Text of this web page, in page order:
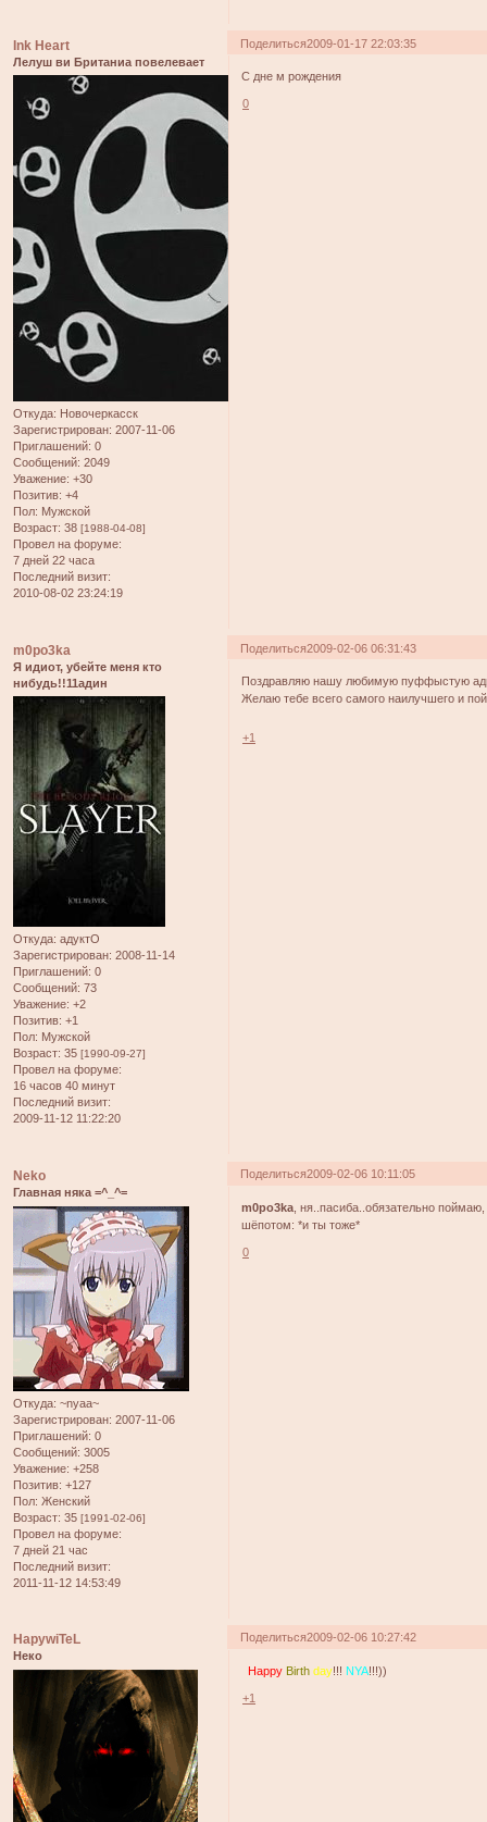
Поделиться2009-01-17 22:03:35
Ink Heart
Лелуш ви Британиа повелевает
Откуда: Новочеркасск
Зарегистрирован: 2007-11-06
Приглашений: 0
Сообщений: 2049
Уважение: +30
Позитив: +4
Пол: Мужской
Возраст: 38 [1988-04-08]
Провел на форуме:
7 дней 22 часа
Последний визит:
2010-08-02 23:24:19
С дне м рождения
0
Поделиться2009-02-06 06:31:43
m0po3ka
Я идиот, убейте меня кто
нибудь!!11адин
Откуда: адуктО
Зарегистрирован: 2008-11-14
Приглашений: 0
Сообщений: 73
Уважение: +2
Позитив: +1
Пол: Мужской
Возраст: 35 [1990-09-27]
Провел на форуме:
16 часов 40 минут
Последний визит:
2009-11-12 11:22:20
Поздравляю нашу любимую пуффыстую
Желаю тебе всего самого наилучшего и
+1
Поделиться2009-02-06 10:11:05
Neko
Главная няка =^_^=
Откуда: ~nyaa~
Зарегистрирован: 2007-11-06
Приглашений: 0
Сообщений: 3005
Уважение: +258
Позитив: +127
Пол: Женский
Возраст: 35 [1991-02-06]
Провел на форуме:
7 дней 21 час
Последний визит:
2011-11-12 14:53:49
m0po3ka , ня..пасиба..обязательно
шёпотом: *и ты тоже*
0
Поделиться2009-02-06 10:27:42
HapywiTeL
Неко
Happy Birthday!!!NYA!!!))
+1